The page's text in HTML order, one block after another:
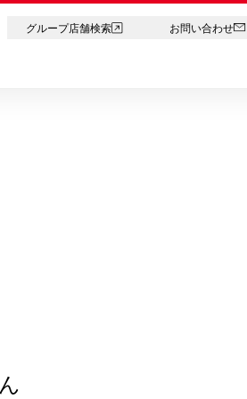
グループ店舗検索 お問い合わせ